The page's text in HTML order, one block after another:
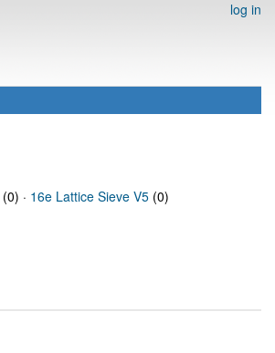
log in
(0) · 16e Lattice Sieve V5 (0)